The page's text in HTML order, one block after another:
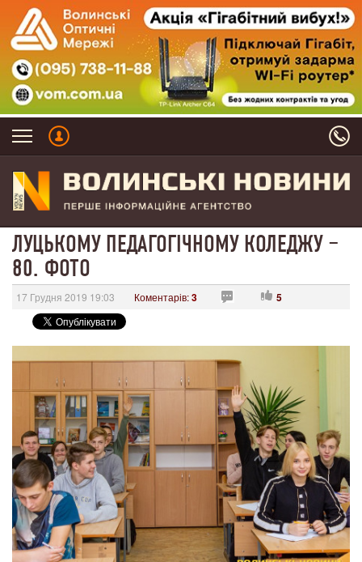
ЛУЦЬКОМУ ПЕДАГОГІЧНОМУ КОЛЕДЖУ ‒
80. ФОТО
17 Грудня 2019 19:03 Коментарів:3 5